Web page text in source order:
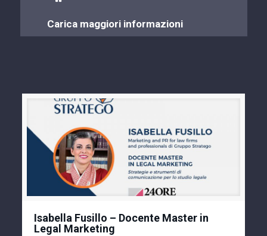
Carica maggiori informazioni
Isabella Fusillo – Docente Master in
Legal Marketing